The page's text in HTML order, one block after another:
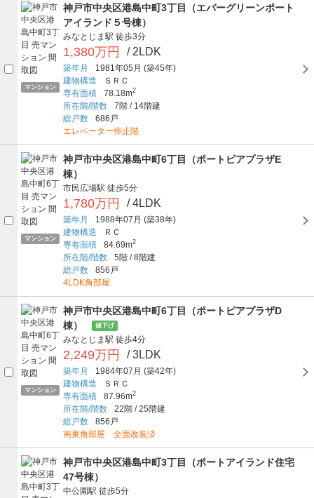
マンション
神戸市中央区港島中町3丁目（エバーグリーンポート
アイランド５号棟）
みなとじま駅 徒歩3分
1,380万円 / 2LDK
築年月 1981年05月 (築45年)
建物構造
ＳＲＣ
専有面積
78.18m2
所在階/階数 7階 /14階建
総戸数
686戸
エレベーター停止階
マンション
神戸市中央区港島中町6丁目（ポートピアプラザE
棟）
市民広場駅 徒歩5分
1,780万円 / 4LDK
築年月 1988年07月 (築38年)
建物構造
ＲＣ
専有面積
84.69m2
所在階/階数 5階 /8階建
総戸数
856戸
4LDK角部屋
マンション
神戸市中央区港島中町6丁目（ポートピアプラザD
棟）
値下げ
みなとじま駅 徒歩4分
2,249万円 / 3LDK
築年月 1984年07月 (築42年)
建物構造
ＳＲＣ
専有面積
87.96m2
所在階/階数 22階 /25階建
総戸数
856戸
南東角部屋 全面改装済
神戸市中央区港島中町3丁目（ポートアイランド住宅
47号棟）
中公園駅 徒歩5分